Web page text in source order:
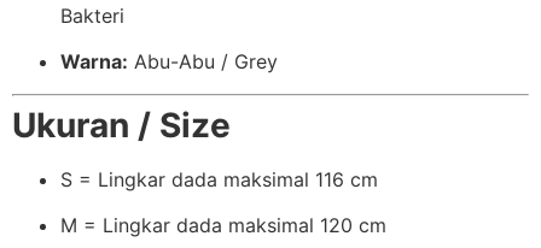
Bakteri
Warna: Abu-Abu / Grey
Ukuran / Size
S = Lingkar dada maksimal 116 cm
M = Lingkar dada maksimal 120 cm